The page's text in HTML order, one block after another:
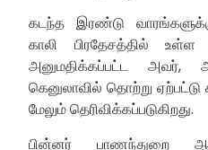
கடந்த இரண்டு
காலி பிரதேசத்தில்
அனுமதிக்கப்பட்ட அவர்,
கெனுலாவில் தொற்று
மேலும் தெரிவிக்கப்படுகிறது.
பின்னர் பாணந்துறை